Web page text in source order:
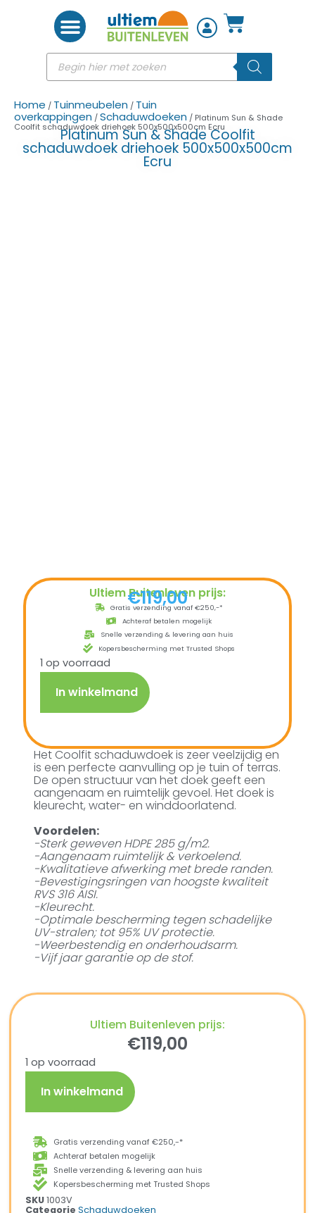
Home / Tuinmeubelen / Tuin
overkappingen /Schaduwdoeken / Platinum Sun & Shade
Coolfit schaduwdoek driehoek 500x500x500cm Ecru
Platinum Sun & Shade Coolfit
schaduwdoek driehoek 500x500x500cm
Ecru
Ultiem Buitenleven prijs:
€119,00
Gratis verzending vanaf €250,-*
Achteraf betalen mogelijk
Snelle verzending & levering aan huis
Kopersbescherming met Trusted Shops
1 op voorraad
In winkelmand
Het Coolfit schaduwdoek is zeer veelzijdig en
is een perfecte aanvulling op je tuin of terras.
De open structuur van het doek geeft een
aangenaam en ruimtelijk gevoel. Het doek is
kleurecht, water- en winddoorlatend.
Voordelen:
-Sterk geweven HDPE 285 g/m2.
-Aangenaam ruimtelijk & verkoelend.
-Kwalitatieve afwerking met brede randen.
-Bevestigingsringen van hoogste kwaliteit
RVS 316 AISI.
-Kleurecht.
-Optimale bescherming tegen schadelijke
UV-stralen; tot 95% UV protectie.
-Weerbestendig en onderhoudsarm.
-Vijf jaar garantie op de stof.
Ultiem Buitenleven prijs:
€119,00
1 op voorraad
In winkelmand
Gratis verzending vanaf €250,-*
Achteraf betalen mogelijk
Snelle verzending & levering aan huis
Kopersbescherming met Trusted Shops
SKU1003V
Categorie Schaduwdoeken